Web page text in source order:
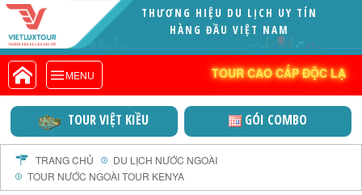
THƯƠNG HIỆU DU LỊCH UY TÍN
HÀNG ĐẦU VIỆT NAM
MENU TOUR CAO CẤP ĐỘC LẠ
VIETLUXTOUR.COM
TOUR CAO CẤP ĐỘC LẠ
TOUR TRONG NƯỚC
TOUR NƯỚC NGOÀI
TOUR KHỞI HÀNH TỪ HÀ NỘI
TOUR KHỞI HÀNH TỪ ĐÀ NẴNG
TOUR KHỞI HÀNH TỪ CẦN THƠ
TOUR VIỆT KIỀU GÓI COMBO
TRANG CHỦ
DU LỊCH NƯỚC NGOÀI
TOUR NƯỚC NGOÀI TOUR KENYA